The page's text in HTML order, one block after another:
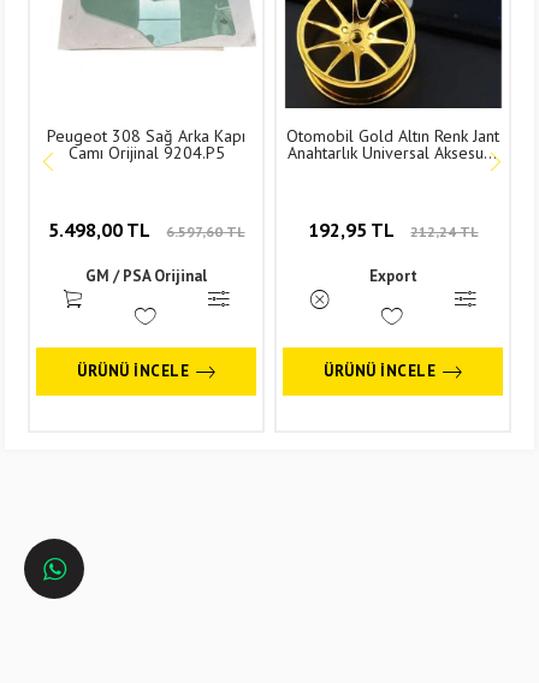
Peugeot 308 Sağ Arka Kapı
Camı Orijinal 9204.P5
5.498,00 TL 6.597,60 TL
GM / PSA Orijinal
ÜRÜNÜ İNCELE
Otomobil Gold Altın Renk Jant
Anahtarlık Universal Aksesuar
1. Sınıf Kaliteli ACC-ANH033
192,95 TL 212,24 TL
Export
ÜRÜNÜ İNCELE